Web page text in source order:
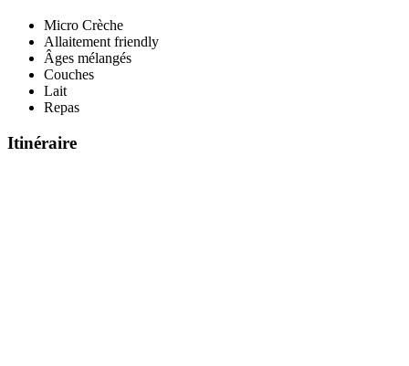
Micro Crèche
Allaitement friendly
Âges mélangés
Couches
Lait
Repas
Itinéraire